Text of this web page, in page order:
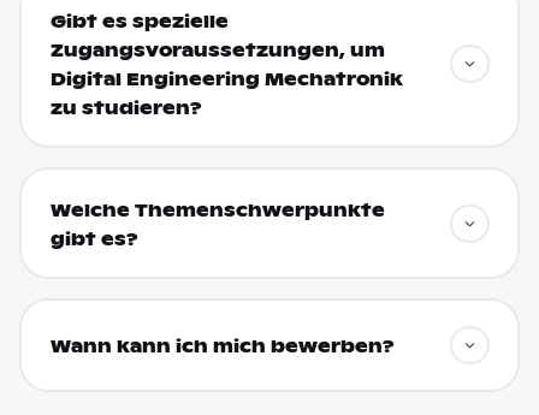
Gibt es spezielle
Zugangsvoraussetzungen, um
Digital Engineering Mechatronik
zu studieren?
Welche Themenschwerpunkte
gibt es?
Wann kann ich mich bewerben?